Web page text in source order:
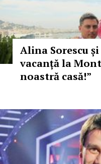
Alina Sorescu
vacanță la
noastră casă!”